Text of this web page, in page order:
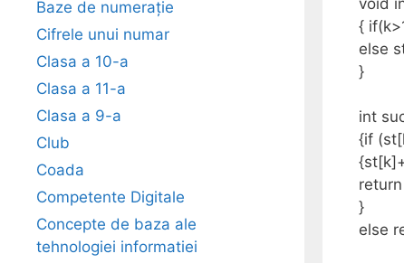
{
else
}
int
{if
return
}
else
Baze de numerație
Cifrele unui numar
Clasa a 10-a
Clasa a 11-a
Clasa a 9-a
Club
Coada
Competente Digitale
Concepte de baza ale
tehnologiei informatiei